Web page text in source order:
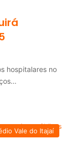
hospitalares no
Vale do Itajaí